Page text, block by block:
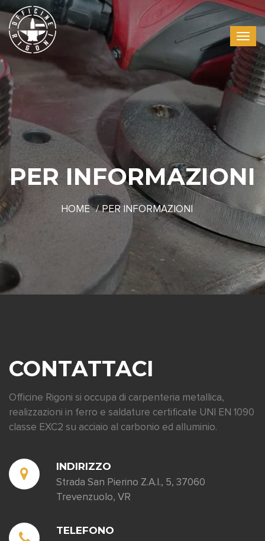
PER INFORMAZIONI
HOME PER INFORMAZIONI
CONTATTACI
Officine Rigoni si occupa di carpenteria metallica,
realizzazioni in ferro e saldature certificate UNI EN 1090
classe EXC2 su acciaio al carbonio ed alluminio.
INDIRIZZO
Strada San Pierino Z.A.I., 5, 37060
Trevenzuolo, VR
TELEFONO